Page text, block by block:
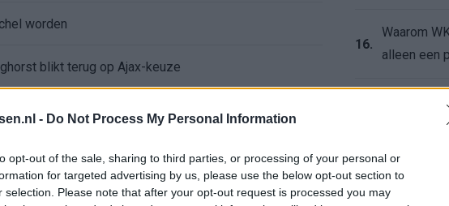
- Do Not Process My Personal Information
opt-out of the sale, sharing to third parties, or processing of your personal or
for targeted advertising by us, please use the below opt-out section to
selection. Please note that after your opt-out request is processed you may
worden
blikt terug op Ajax-keuze
steeds duidelijker
zo ziet de route naar PEC eruit
Ajax met lege handen achter
16.
Waarom
alleen een
Voor de
WK meer
18.
Afgewezen